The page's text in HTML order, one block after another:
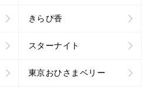
きらぴ香
スターナイト
東京おひさまベリー